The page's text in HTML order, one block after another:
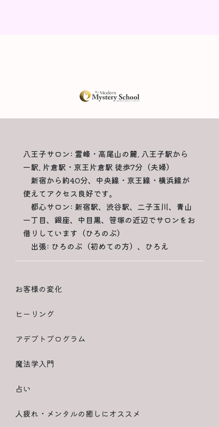
八王子サロン: 霊峰・高尾山の麓. 八王子駅から
一駅. 片倉駅・京王片倉駅 徒歩7分（夫婦）
新宿から約40分、中央線・京王線・横浜線が
使えてアクセス良好です。
都心サロン: 新宿駅、渋谷駅、二子玉川、青山
一丁目、銀座、中目黒、笹塚の近辺でサロンをお
借りしています（ひろのぶ）
出張: ひろのぶ（初めての方）、ひろえ
お客様の変化
ヒーリング
アデプトプログラム
魔法学入門
占い
人疲れ・メンタルの癒しにオススメ